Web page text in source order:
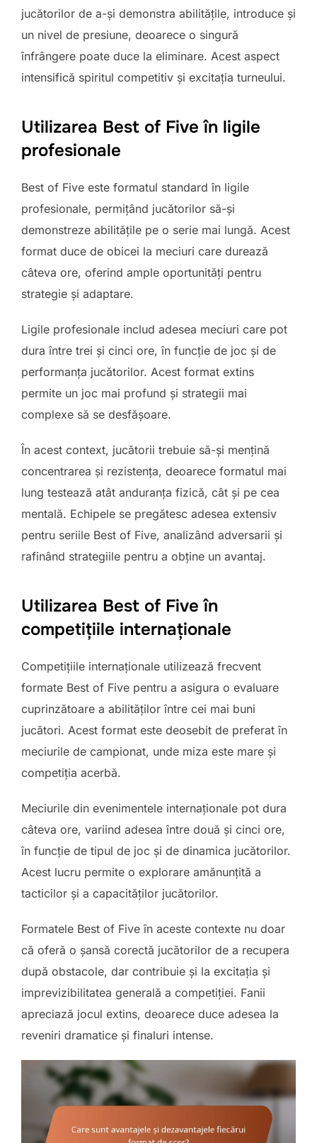
jucătorilor de a-și demonstra abilitățile, introduce și
un nivel de presiune, deoarece o singură
înfrângere poate duce la eliminare. Acest aspect
intensifică spiritul competitiv și excitația turneului.
Utilizarea Best of Five în ligile
profesionale
Best of Five este formatul standard în ligile
profesionale, permițând jucătorilor să-și
demonstreze abilitățile pe o serie mai lungă. Acest
format duce de obicei la meciuri care durează
câteva ore, oferind ample oportunități pentru
strategie și adaptare.
Ligile profesionale includ adesea meciuri care pot
dura între trei și cinci ore, în funcție de joc și de
performanța jucătorilor. Acest format extins
permite un joc mai profund și strategii mai
complexe să se desfășoare.
În acest context, jucătorii trebuie să-și mențină
concentrarea și rezistența, deoarece formatul mai
lung testează atât anduranța fizică, cât și pe cea
mentală. Echipele se pregătesc adesea extensiv
pentru seriile Best of Five, analizând adversarii și
rafinând strategiile pentru a obține un avantaj.
Utilizarea Best of Five în
competițiile internaționale
Competițiile internaționale utilizează frecvent
formate Best of Five pentru a asigura o evaluare
cuprinzătoare a abilităților între cei mai buni
jucători. Acest format este deosebit de preferat în
meciurile de campionat, unde miza este mare și
competiția acerbă.
Meciurile din evenimentele internaționale pot dura
câteva ore, variind adesea între două și cinci ore,
în funcție de tipul de joc și de dinamica jucătorilor.
Acest lucru permite o explorare amănunțită a
tacticilor și a capacităților jucătorilor.
Formatele Best of Five în aceste contexte nu doar
că oferă o șansă corectă jucătorilor de a recupera
după obstacole, dar contribuie și la excitația și
imprevizibilitatea generală a competiției. Fanii
apreciază jocul extins, deoarece duce adesea la
reveniri dramatice și finaluri intense.